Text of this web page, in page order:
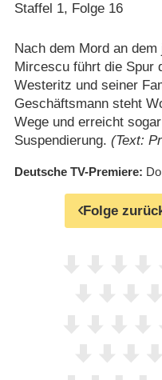
Staffel 1, Folge 16
Nach dem Mord an
Mircescu führt die Spur
Westeritz und seiner
Geschäftsmann steht
Wege und erreicht
Suspendierung. (Text:
Deutsche TV-Premiere
Folge